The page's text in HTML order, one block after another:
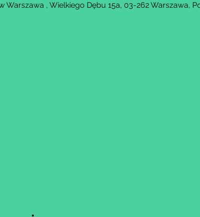
, Wielkiego Dębu 15a, 03-262 Warszawa,